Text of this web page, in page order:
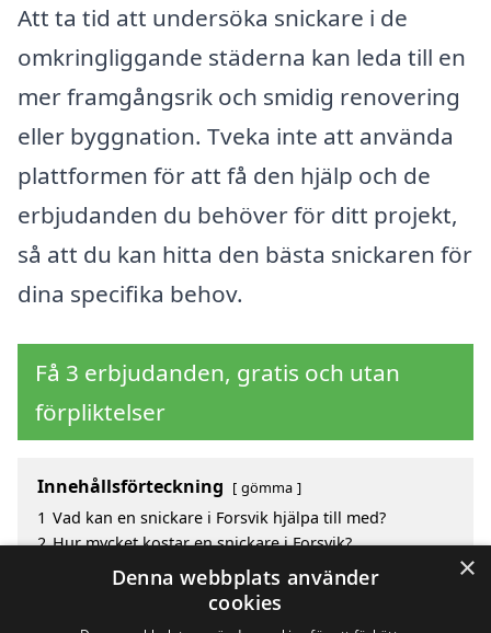
Att ta tid att undersöka snickare i de
omkringliggande städerna kan leda till en
mer framgångsrik och smidig renovering
eller byggnation. Tveka inte att använda
plattformen för att få den hjälp och de
erbjudanden du behöver för ditt projekt,
så att du kan hitta den bästa snickaren för
dina specifika behov.
Få 3 erbjudanden, gratis och utan
förpliktelser
Innehållsförteckning gömma
1 Vad kan en snickare i Forsvik hjälpa till med?
2 Hur mycket kostar en snickare i Forsvik?
Fördelar med att välja snickare i Forsvik
Sök efter en skicklig snickare i de omgivande
×
Denna webbplats använder
cookies